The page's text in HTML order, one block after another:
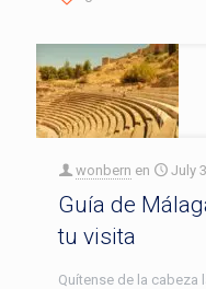
wonbern en July
Guía de
tu visita
Quítense de la cabeza